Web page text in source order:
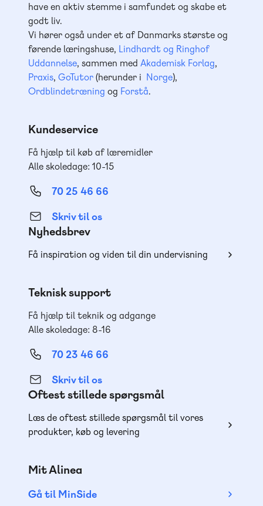
have en aktiv stemme i samfundet og skabe et
godt liv.
Vi hører også under et af Danmarks største og
førende læringshuse, Lindhardt og Ringhof
Uddannelse, sammen med Akademisk Forlag,
Praxis, GoTutor(herunder i Norge),
Ordblindetræning og Forstå.
Kundeservice
Få hjælp til køb af læremidler
Alle skoledage: 10-15
70 25 46 66
Skriv til os
Nyhedsbrev
Få inspiration og viden til din undervisning
Teknisk support
Få hjælp til teknik og adgange
Alle skoledage: 8-16
70 23 46 66
Skriv til os
Oftest stillede spørgsmål
Læs de oftest stillede spørgsmål til vores
produkter, køb og levering
Mit Alinea
Gå til MinSide